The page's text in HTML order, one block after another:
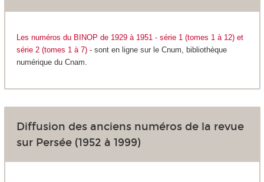
Les numéros du BINOP de 1929 à 1951 - série 1 (tomes 1 à 12) et
série 2 (tomes 1 à 7) -sont en ligne sur le Cnum, bibliothèque
numérique du Cnam.
Diffusion des anciens numéros de la revue
sur Persée (1952 à 1999)